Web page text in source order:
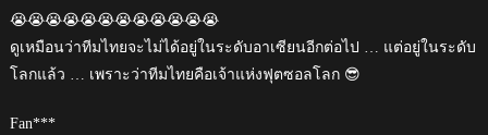
😭😭😭😭😭😭😭😭😭😭😭😭
ดูเหมือนว่าทีมไทยจะไม่ได้อยู่ในระดับอาเซียนอีกต่อไป … แต่อยู่ในระดับ
โลกแล้ว … เพราะว่าทีมไทยคือเจ้าแห่งฟุตซอลโลก 😎
Fan***